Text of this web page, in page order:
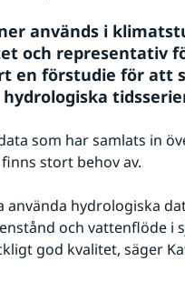
används i
och representativ
en förstudie för att
som har samlats in
stort behov av.
använda hydrologiska
och vattenflöde i
god kvalitet, säger